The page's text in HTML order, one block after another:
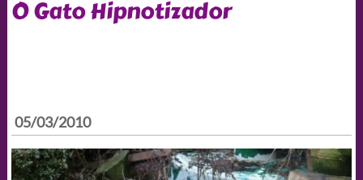
O Gato Hipnotizador
05/03/2010